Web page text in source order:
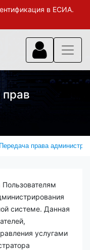
в ЕСИА.
Передача права
Пользователям
системе. Данная
услугами